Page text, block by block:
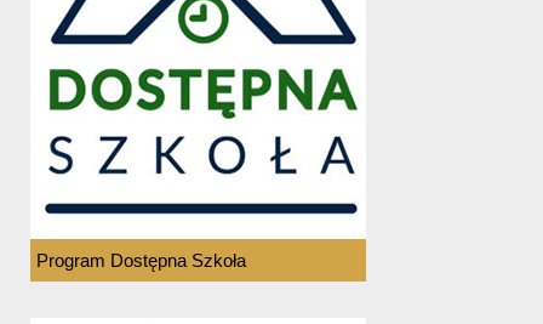
Program Dostępna Szkoła